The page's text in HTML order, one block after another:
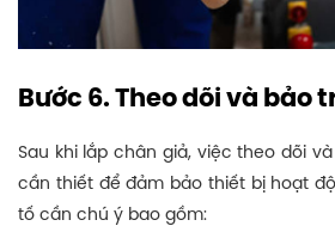
Bước 6. Theo dõi và bảo
Sau khi lắp chân giả, việc theo dõi
cần thiết để đảm bảo thiết bị hoạt
tố cần chú ý bao gồm: